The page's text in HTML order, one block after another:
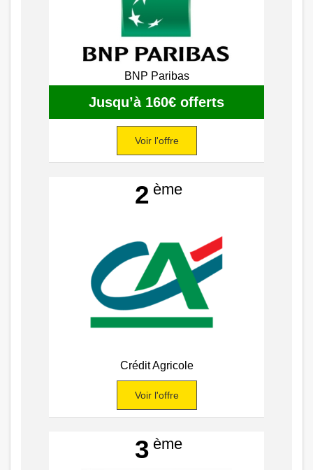
BNP Paribas
Jusqu’à 160€ offerts
Voir l'offre
2ème
Crédit Agricole
Voir l'offre
3ème